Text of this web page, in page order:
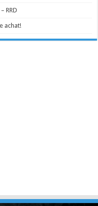
RRD
achat!